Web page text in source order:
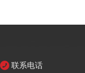
联系电话